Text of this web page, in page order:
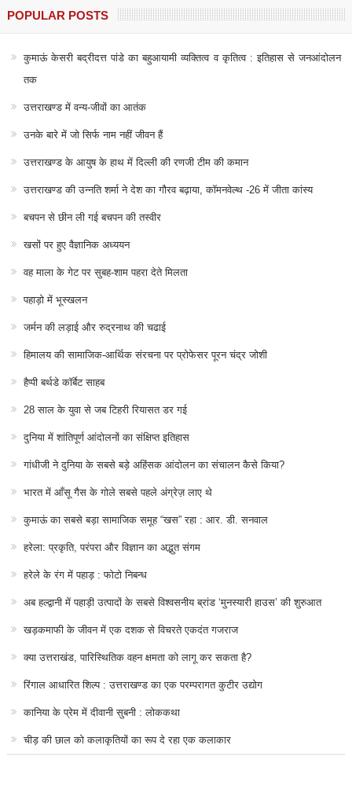
उत्तराखण्ड की उन्नति शर्मा ने देश का गौरव बढ़ाया, कॉमनवेल्थ -26 में जीता कांस्य
बचपन से छीन ली गई बचपन की तस्वीर
खसों पर हुए वैज्ञानिक अध्ययन
वह माला के गेट पर सुबह-शाम पहरा देते मिलता
पहाड़ो में भूस्खलन
जर्मन की लड़ाई और रुद्रनाथ की चढाई
हिमालय की सामाजिक-आर्थिक संरचना पर प्रोफेसर पूरन चंद्र जोशी
हैप्पी बर्थडे कॉर्बेट साहब
28 साल के युवा से जब टिहरी रियासत डर गई
दुनिया में शांतिपूर्ण आंदोलनों का संक्षिप्त इतिहास
गांधीजी ने दुनिया के सबसे बड़े अहिंसक आंदोलन का संचालन कैसे किया?
भारत में आँसू गैस के गोले सबसे पहले अंग्रेज़ लाए थे
कुमाऊं का सबसे बड़ा सामाजिक समूह “खस” रहा : आर. डी. सनवाल
हरेला: प्रकृति, परंपरा और विज्ञान का अद्भुत संगम
हरेले के रंग में पहाड़ : फोटो निबन्ध
अब हल्द्वानी में पहाड़ी उत्पादों के सबसे विश्वसनीय ब्रांड ‘मुनस्यारी हाउस’ की शुरुआत
खड़कमाफी के जीवन में एक दशक से विचरते एकदंत गजराज
क्या उत्तराखंड, पारिस्थितिक वहन क्षमता को लागू कर सकता है?
रिंगाल आधारित शिल्प : उत्तराखण्ड का एक परम्परागत कुटीर उद्योग
कानिया के प्रेम में दीवानी सुबनी : लोककथा
चीड़ की छाल को कलाकृतियों का रूप दे रहा एक कलाकार